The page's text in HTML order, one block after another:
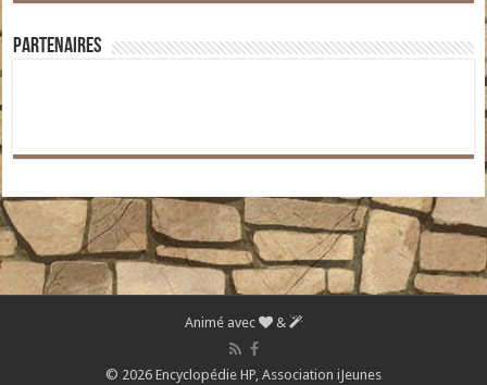
Partenaires
Animé avec &
© 2026 Encyclopédie HP, Association iJeunes